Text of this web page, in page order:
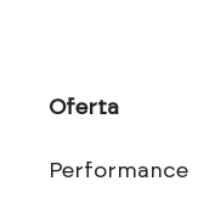
Oferta
Performance